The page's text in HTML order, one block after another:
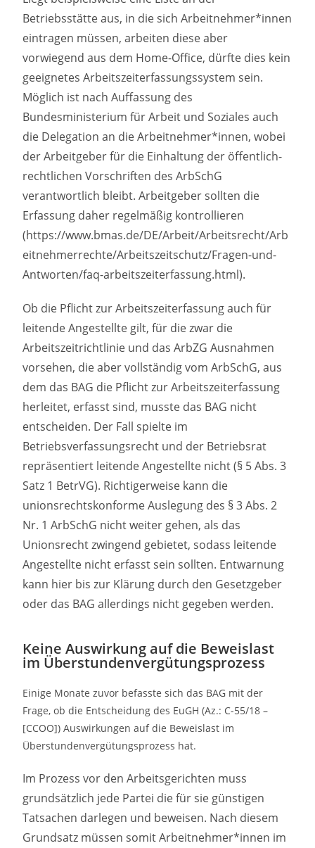
Betriebsstätte aus, in die sich Arbeitnehmer*innen
eintragen müssen, arbeiten diese aber
vorwiegend aus dem Home-Office, dürfte dies kein
geeignetes Arbeitszeiterfassungssystem sein.
Möglich ist nach Auffassung des
Bundesministerium für Arbeit und Soziales auch
die Delegation an die Arbeitnehmer*innen, wobei
der Arbeitgeber für die Einhaltung der öffentlich-
rechtlichen Vorschriften des ArbSchG
verantwortlich bleibt. Arbeitgeber sollten die
Erfassung daher regelmäßig kontrollieren
(https://www.bmas.de/DE/Arbeit/Arbeitsrecht/Arb
eitnehmerrechte/Arbeitszeitschutz/Fragen-und-
Antworten/faq-arbeitszeiterfassung.html).
Ob die Pflicht zur Arbeitszeiterfassung auch für
leitende Angestellte gilt, für die zwar die
Arbeitszeitrichtlinie und das ArbZG Ausnahmen
vorsehen, die aber vollständig vom ArbSchG, aus
dem das BAG die Pflicht zur Arbeitszeiterfassung
herleitet, erfasst sind, musste das BAG nicht
entscheiden. Der Fall spielte im
Betriebsverfassungsrecht und der Betriebsrat
repräsentiert leitende Angestellte nicht (§ 5 Abs. 3
Satz 1 BetrVG). Richtigerweise kann die
unionsrechtskonforme Auslegung des § 3 Abs. 2
Nr. 1 ArbSchG nicht weiter gehen, als das
Unionsrecht zwingend gebietet, sodass leitende
Angestellte nicht erfasst sein sollten. Entwarnung
kann hier bis zur Klärung durch den Gesetzgeber
oder das BAG allerdings nicht gegeben werden.
Keine Auswirkung auf die Beweislast
im Überstundenvergütungsprozess
Einige Monate zuvor befasste sich das BAG mit der
Frage, ob die Entscheidung des EuGH (Az.: C-55/18 –
[CCOO]) Auswirkungen auf die Beweislast im
Überstundenvergütungsprozess hat.
Im Prozess vor den Arbeitsgerichten muss
grundsätzlich jede Partei die für sie günstigen
Tatsachen darlegen und beweisen. Nach diesem
Grundsatz müssen somit Arbeitnehmer*innen im